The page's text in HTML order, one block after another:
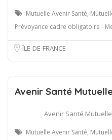
Mutuelle Avenir Santé,
Prévoyance cadre obligatoire -
ÎLE-DE-FRANCE
Avenir Santé
Avenir Santé Mutuelle
Mutuelle Avenir Santé,